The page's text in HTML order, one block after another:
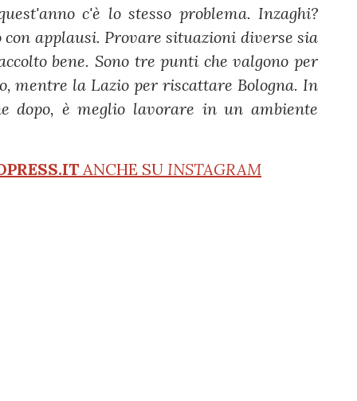
c'è lo stesso problema. Inzaghi?
con applausi. Provare situazioni diverse sia
bene. Sono tre punti che valgono per
mentre la Lazio per riscattare Bologna. In
dopo, è meglio lavorare in un ambiente
ANCHE SU INSTAGRAM